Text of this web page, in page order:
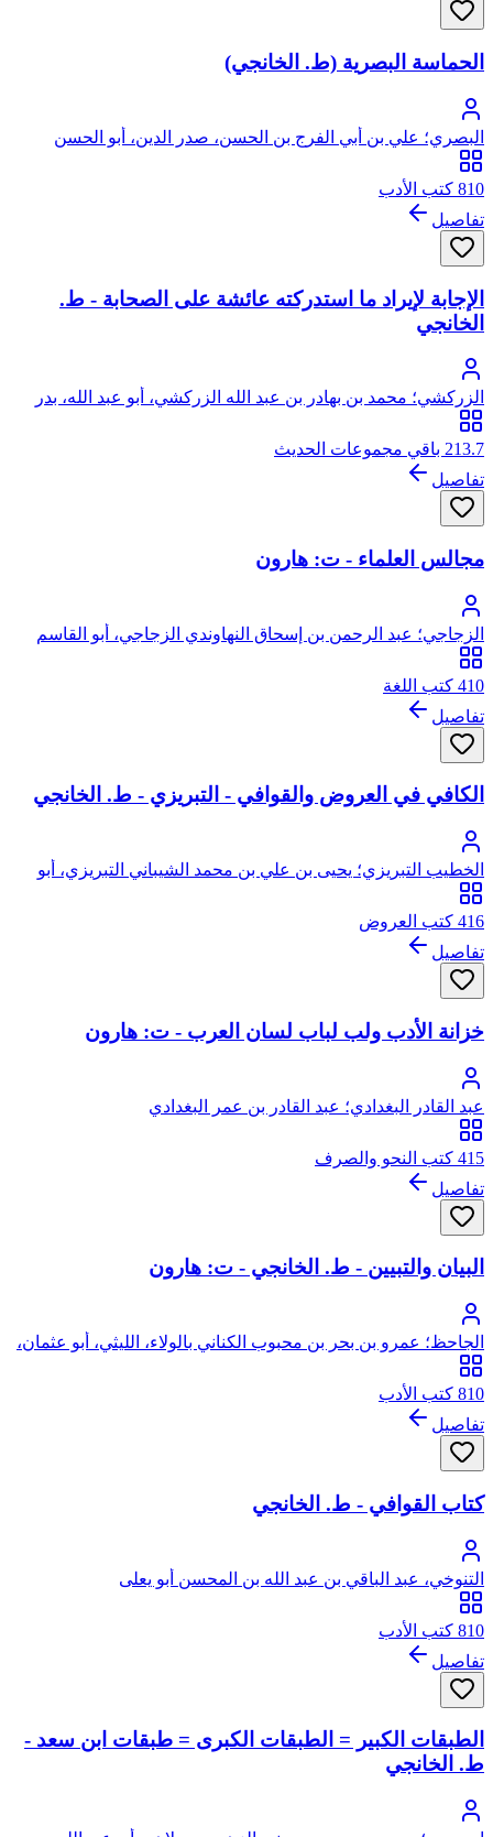
الحماسة البصرية (ط. الخانجي)
البصري؛ علي بن أبي الفرج بن الحسن، صدر الدين، أبو الحسن
البصري
810 كتب الأدب
تفاصيل
الإجابة لإيراد ما استدركته عائشة على الصحابة - ط.
الخانجي
الزركشي؛ محمد بن بهادر بن عبد الله الزركشي، أبو عبد الله، بدر
الدين
213.7 باقي مجموعات الحديث
تفاصيل
مجالس العلماء - ت: هارون
الزجاجي؛ عبد الرحمن بن إسحاق النهاوندي الزجاجي، أبو القاسم
410 كتب اللغة
تفاصيل
الكافي في العروض والقوافي - التبريزي - ط. الخانجي
الخطيب التبريزي؛ يحيى بن علي بن محمد الشيباني التبريزي، أبو
زكريا
416 كتب العروض
تفاصيل
خزانة الأدب ولب لباب لسان العرب - ت: هارون
عبد القادر البغدادي؛ عبد القادر بن عمر البغدادي
415 كتب النحو والصرف
تفاصيل
البيان والتبيين - ط. الخانجي - ت: هارون
الجاحظ؛ عمرو بن بحر بن محبوب الكناني بالولاء، الليثي، أبو عثمان،
الشهير بالجاحظ
810 كتب الأدب
تفاصيل
كتاب القوافي - ط. الخانجي
التنوخي، عبد الباقي بن عبد الله بن المحسن أبو يعلى
810 كتب الأدب
تفاصيل
الطبقات الكبير = الطبقات الكبرى = طبقات ابن سعد -
ط. الخانجي